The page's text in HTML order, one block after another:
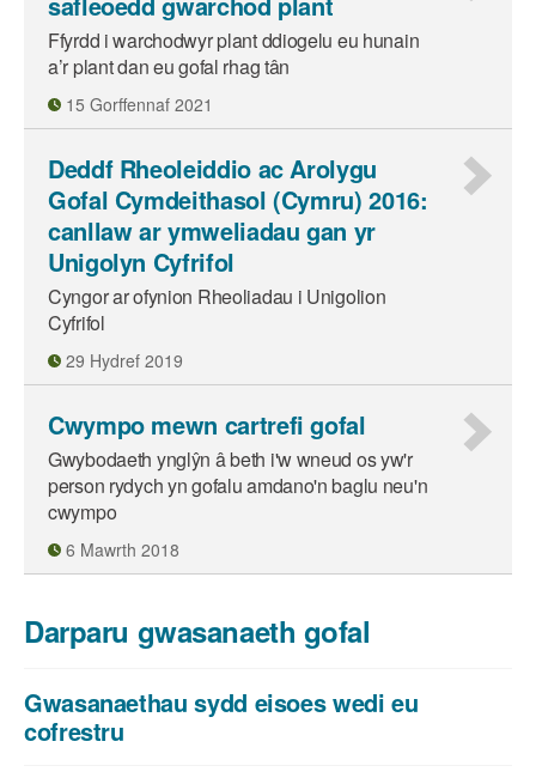
Ffyrdd i warchodwyr plant ddiogelu eu hunain
a’r plant dan eu gofal rhag tân
15 Gorffennaf 2021
Deddf Rheoleiddio ac Arolygu
Gofal Cymdeithasol (Cymru) 2016:
canllaw ar ymweliadau gan yr
Unigolyn Cyfrifol
Cyngor ar ofynion Rheoliadau i Unigolion
Cyfrifol
29 Hydref 2019
Cwympo mewn cartrefi gofal
Gwybodaeth ynglŷn â beth i'w wneud os yw'r
person rydych yn gofalu amdano'n baglu neu'n
cwympo
6 Mawrth 2018
Darparu gwasanaeth gofal
Gwasanaethau sydd eisoes wedi eu
cofrestru